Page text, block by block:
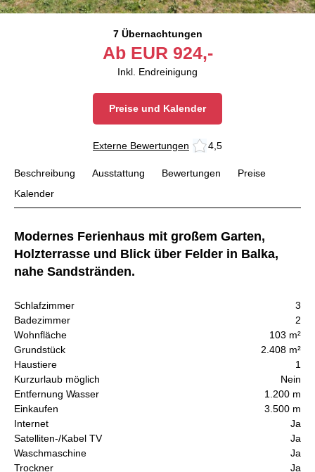
7 Übernachtungen
Ab EUR 924,-
Inkl. Endreinigung
Preise und Kalender
Externe Bewertungen 4,5
Beschreibung Ausstattung Bewertungen
Preise
Kalender
Modernes Ferienhaus mit großem Garten,
Holzterrasse und Blick über Felder in Balka,
nahe Sandstränden.
Schlafzimmer
3
Badezimmer
2
Wohnfläche
103 m²
Grundstück
2.408 m²
Haustiere
1
Kurzurlaub möglich
Nein
Entfernung Wasser
1.200 m
Einkaufen
3.500 m
Internet
Ja
Satelliten-/Kabel TV
Ja
Waschmaschine
Ja
Trockner
Ja